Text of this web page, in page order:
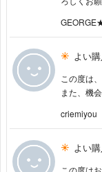
よい
この度は
また、機
criemiyou
よい
この度は